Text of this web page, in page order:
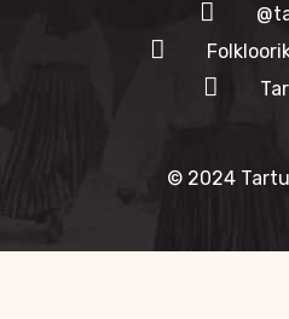
© 2024 Tartu